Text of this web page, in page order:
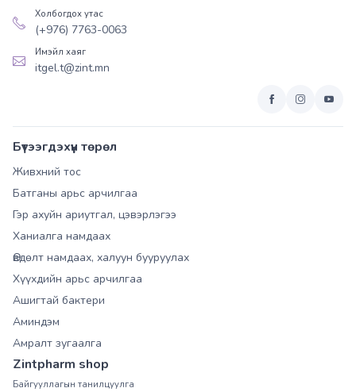
Холбогдох утас
(+976) 7763-0063
Имэйл хаяг
itgel.t@zint.mn
Бүтээгдэхүүн төрөл
Живхний тос
Батганы арьс арчилгаа
Гэр ахуйн ариутгал, цэвэрлэгээ
Ханиалга намдаах
Өвдөлт намдаах, халуун бууруулах
Хүүхдийн арьс арчилгаа
Ашигтай бактери
Аминдэм
Амралт зугаалга
Zintpharm shop
Байгууллагын танилцуулга